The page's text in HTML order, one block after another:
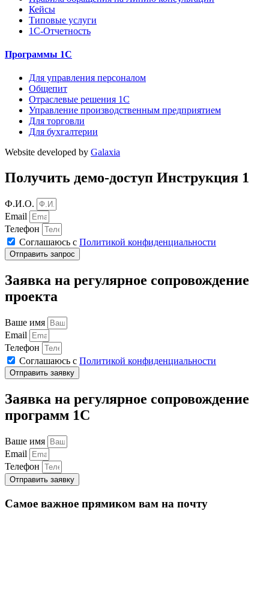
Кейсы
Типовые услуги
1С-Отчетность
Программы 1С
Для управления персоналом
Общепит
Отраслевые решения 1С
Управление производственным предприятием
Для торговли
Для бухгалтерии
Website developed by Galaxia
Получить демо-доступ Инструкция 1
Ф.И.О.
Email
Телефон
Соглашаюсь с Политикой конфиденциальности
Отправить запрос
Заявка на регулярное сопровождение
проекта
Ваше имя
Email
Телефон
Соглашаюсь с Политикой конфиденциальности
Отправить заявку
Заявка на регулярное сопровождение
программ 1С
Ваше имя
Email
Телефон
Отправить заявку
Самое важное прямиком вам на почту